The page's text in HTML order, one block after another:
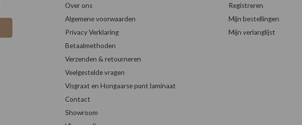
Over ons
Algemene voorwaarden
Privacy Verklaring
Betaalmethoden
Verzenden & retourneren
Veelgestelde vragen
Visgraat en Hongaarse punt laminaat
Contact
Showroom
Registreren
Mijn bestellingen
Mijn verlanglijst